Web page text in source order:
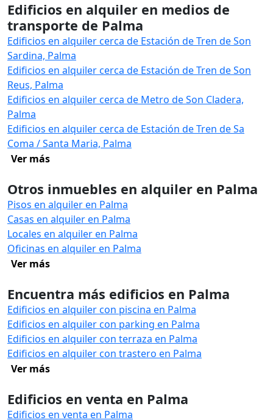
Edificios en alquiler en medios de
transporte de Palma
Edificios en alquiler cerca de Estación de Tren de Son
Sardina, Palma
Edificios en alquiler cerca de Estación de Tren de Son
Reus, Palma
Edificios en alquiler cerca de Metro de Son Cladera,
Palma
Edificios en alquiler cerca de Estación de Tren de Sa
Coma / Santa Maria, Palma
Ver más
Otros inmuebles en alquiler en Palma
Pisos en alquiler en Palma
Casas en alquiler en Palma
Locales en alquiler en Palma
Oficinas en alquiler en Palma
Ver más
Encuentra más edificios en Palma
Edificios en alquiler con piscina en Palma
Edificios en alquiler con parking en Palma
Edificios en alquiler con terraza en Palma
Edificios en alquiler con trastero en Palma
Ver más
Edificios en venta en Palma
Edificios en venta en Palma